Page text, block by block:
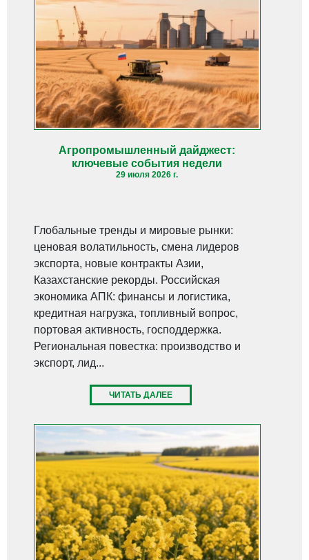
Агропромышленный дайджест:
ключевые события недели
29 июля 2026 г.
Глобальные тренды и мировые рынки:
ценовая волатильность, смена лидеров
экспорта, новые контракты Азии,
Казахстанские рекорды. Российская
экономика АПК: финансы и логистика,
кредитная нагрузка, топливный вопрос,
портовая активность, господдержка.
Региональная повестка: производство и
экспорт, лид...
ЧИТАТЬ ДАЛЕЕ